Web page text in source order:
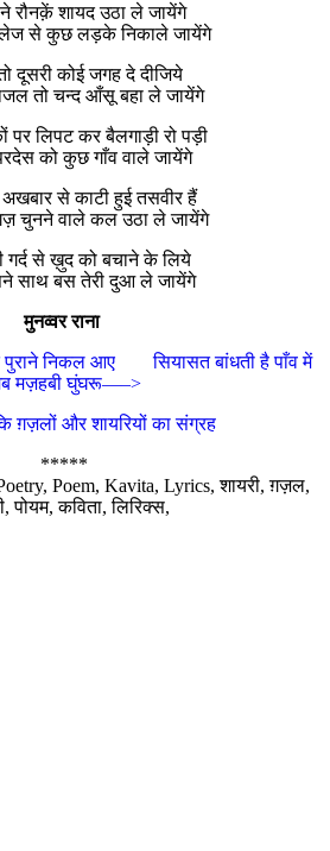
रौनक़ें शायद उठा ले जायेंगे
से कुछ लड़के निकाले जायेंगे
दूसरी कोई जगह दे दीजिये
तो चन्द आँसू बहा ले जायेंगे
पर लिपट कर बैलगाड़ी रो पड़ी
को कुछ गाँव वाले जायेंगे
से काटी हुई तसवीर हैं
चुनने वाले कल उठा ले जायेंगे
गर्द से ख़ुद को बचाने के लिये
साथ बस तेरी दुआ ले जायेंगे
मुनव्वर राना
निकल आए
सियासत बांधती है पाँव में
मज़हबी घुंघरू—–>
ग़ज़लों और शायरियों का संग्रह
*****
Poem, Kavita, Lyrics, शायरी, ग़ज़ल,
पोयम, कविता, लिरिक्स,